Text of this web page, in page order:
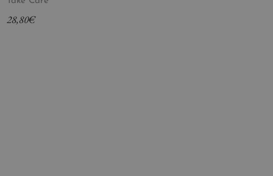
28,80€